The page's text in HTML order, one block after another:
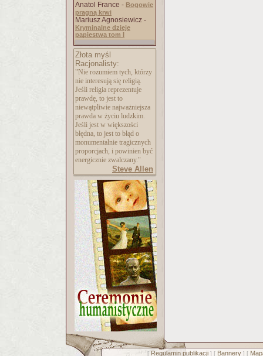
Anatol France - Bogowie
pragną krwi
Mariusz Agnosiewicz -
Kryminalne dzieje
papiestwa tom I
Złota myśl
Racjonalisty:
"Nie rozumiem tych, którzy
nie interesują się religią.
Jeśli religia reprezentuje
prawdę, to jest to
niewątpliwie najważniejsza
prawda w życiu ludzkim.
Jeśli jest w większości
błędna, to jest to błąd o
monumentalnie tragicznych
proporcjach, i powinien być
energicznie zwalczany."
Steve Allen
[ Regulamin publikacji] [ Bannery] [